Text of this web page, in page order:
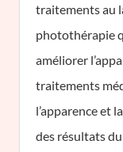
traitements au
photothérapie
améliorer
traitements
l’apparence et
des résultats